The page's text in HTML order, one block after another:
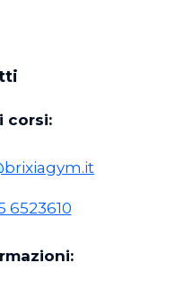
corsi:
6523610